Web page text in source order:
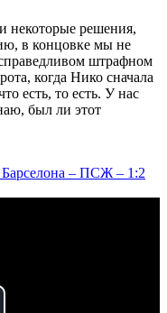
некоторые решения,
в концовке мы не
штрафном
когда Нико сначала
есть, то есть. У нас
был ли этот
Барселона – ПСЖ – 1:2